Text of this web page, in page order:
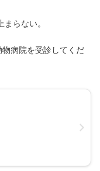
らない。
病院を受診してくだ